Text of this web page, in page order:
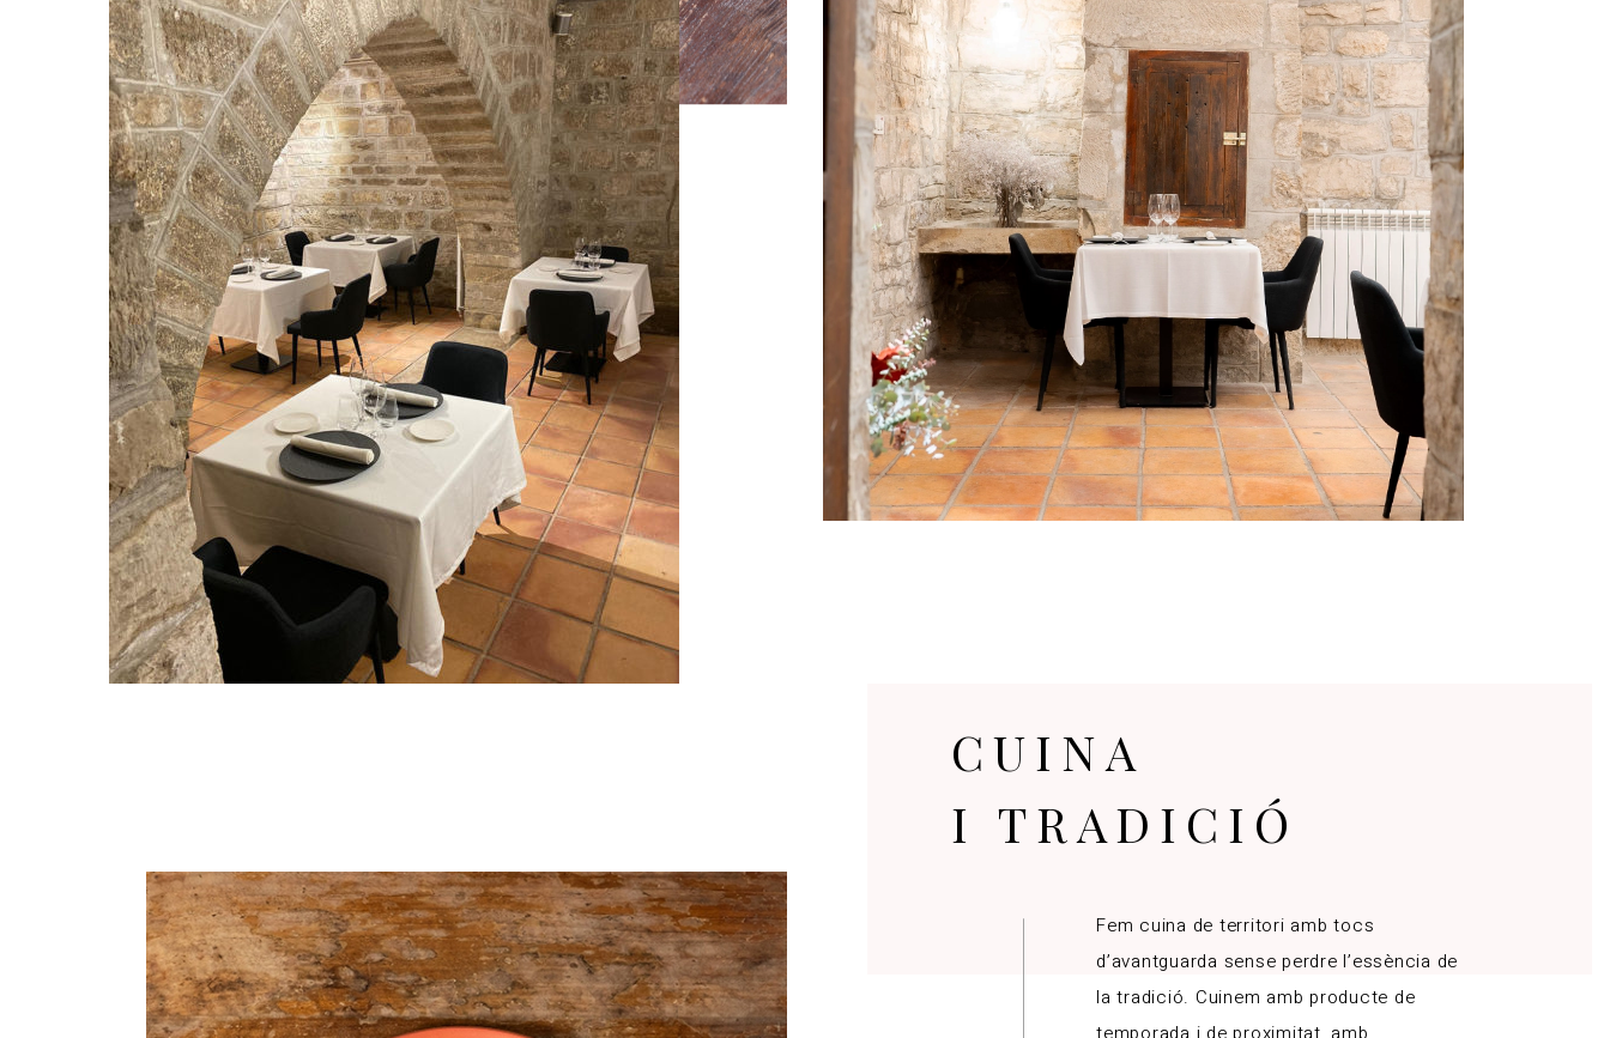
CUINA
I TRADICIÓ
Fem cuina de territori amb tocs
d’avantguarda sense perdre l’essència de
la tradició. Cuinem amb producte de